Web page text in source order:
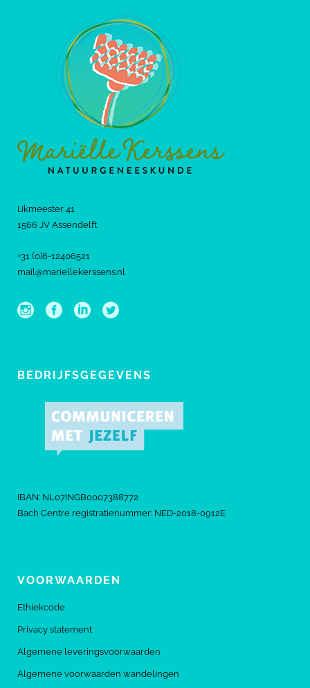
IJkmeester 41
1566 JV Assendelft
+31 (0)6-12406521
mail@mariellekerssens.nl
BEDRIJFSGEGEVENS
IBAN: NL07INGB0007388772
Bach Centre registratienummer: NED-2018-0912E
VOORWAARDEN
Ethiekcode
Privacy statement
Algemene leveringsvoorwaarden
Algemene voorwaarden wandelingen